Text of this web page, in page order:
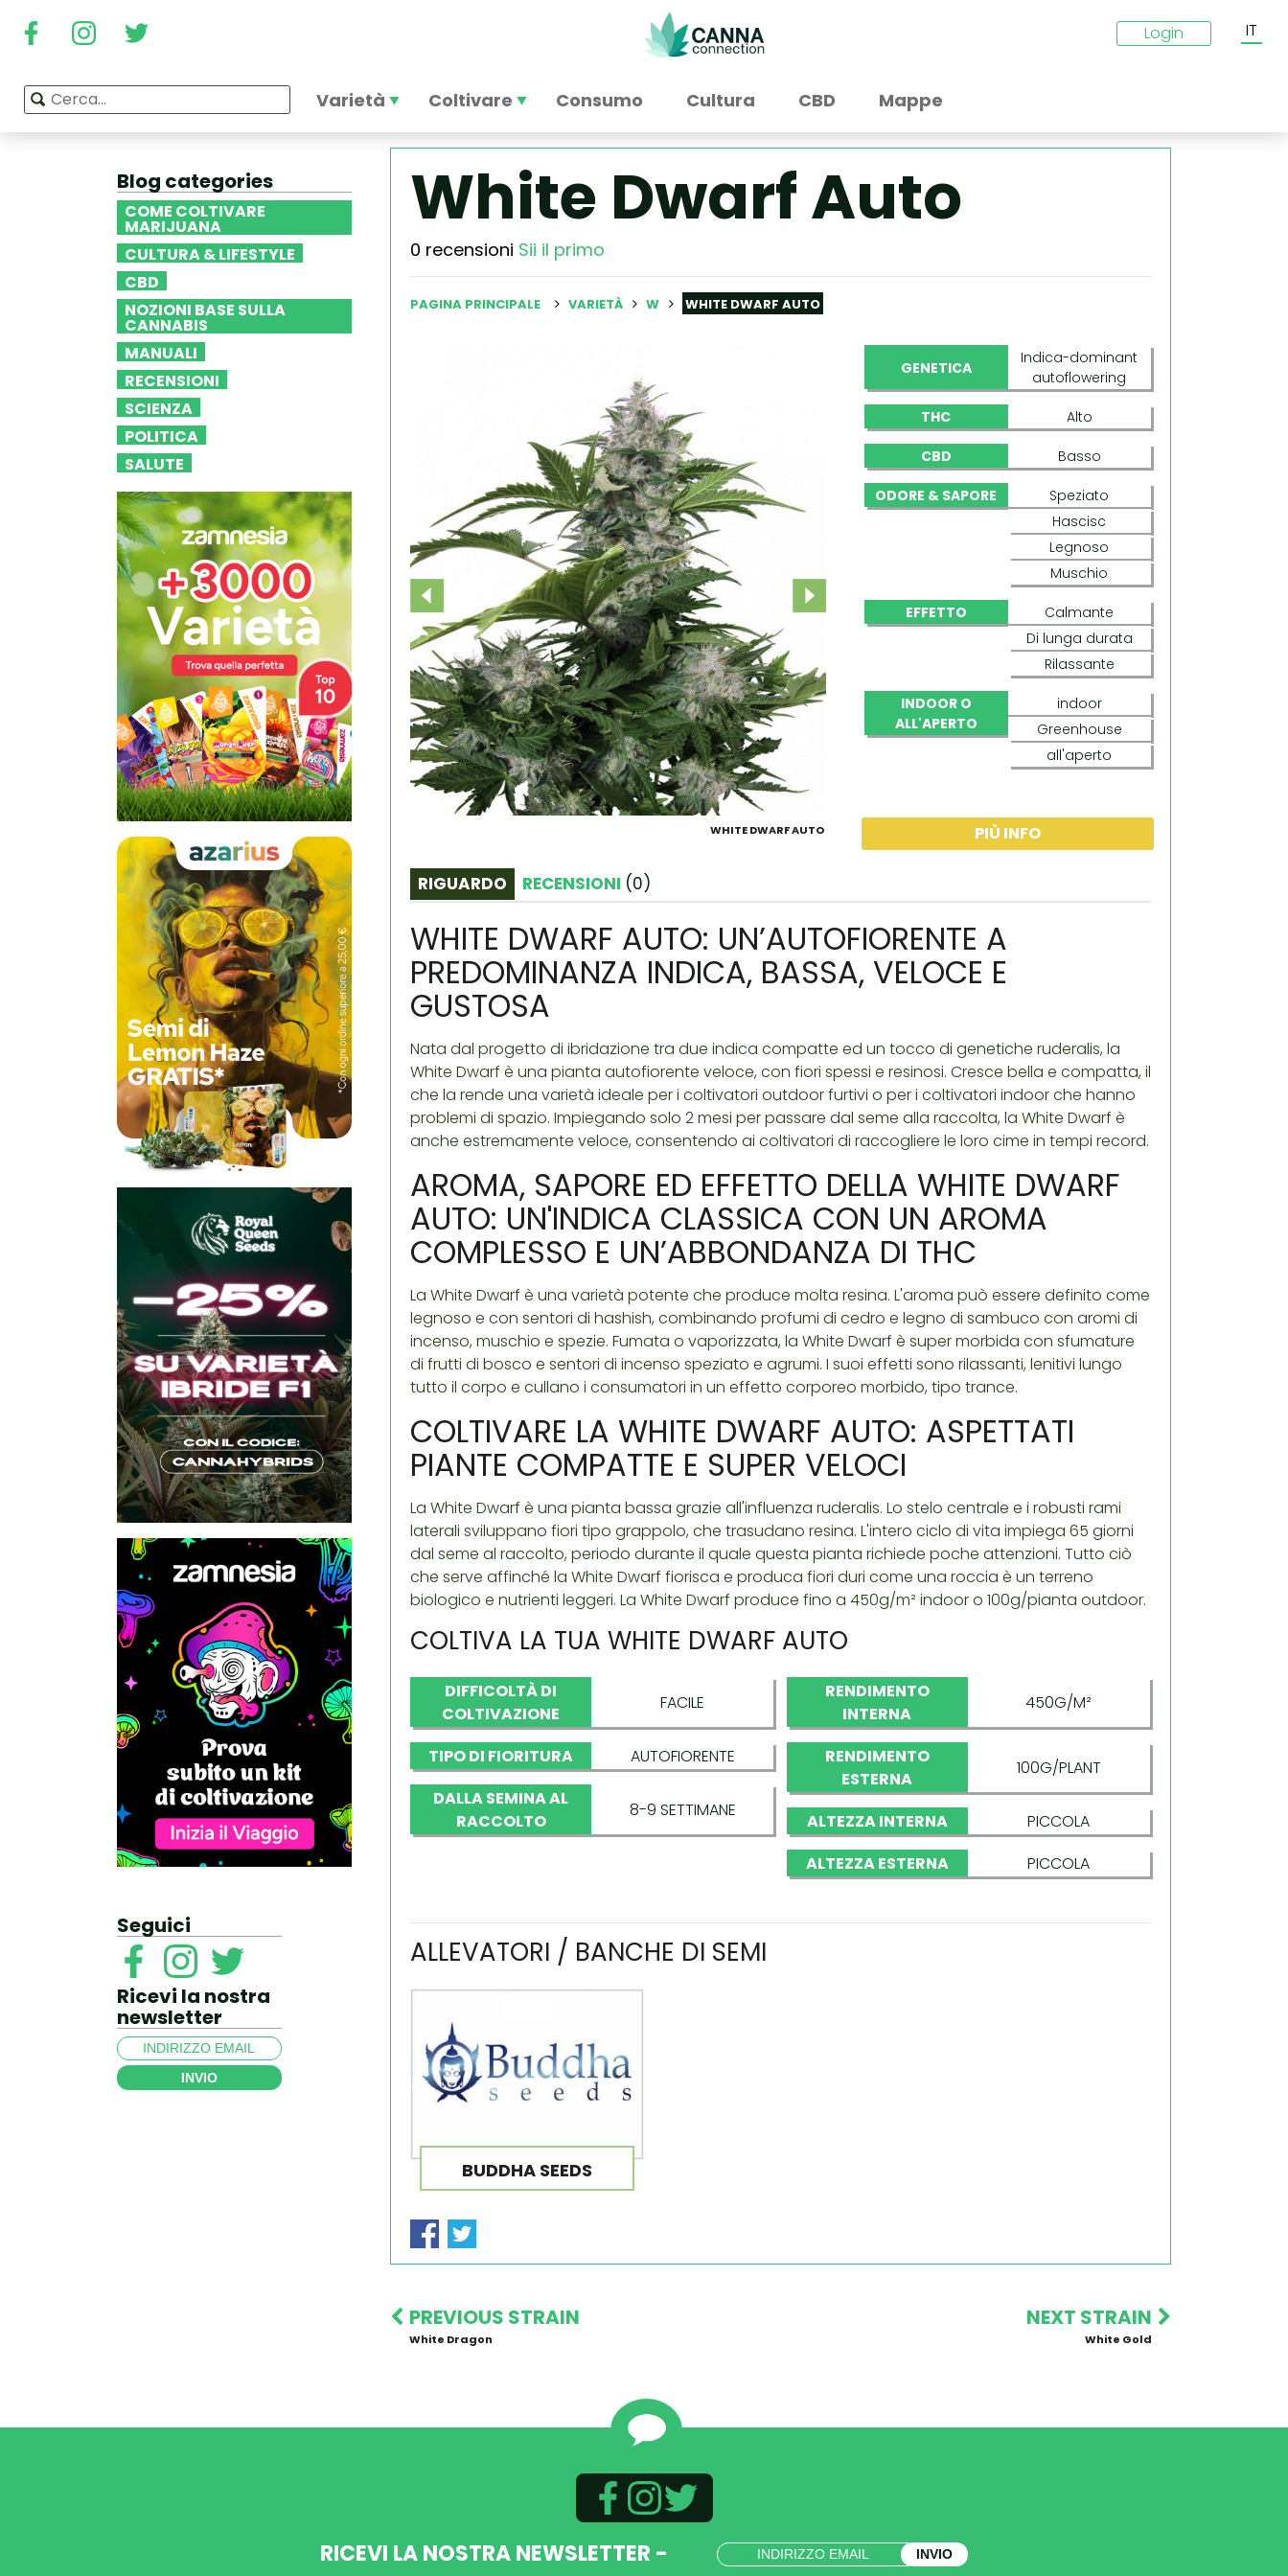
Login IT
Varietà Coltivare Consumo Cultura CBD Mappe
Blog categories
COME COLTIVARE
MARIJUANA
CULTURA & LIFESTYLE
CBD
NOZIONI BASE SULLA
CANNABIS
MANUALI
RECENSIONI
SCIENZA
POLITICA
SALUTE
Seguici
Ricevi la nostra
newsletter
INVIO
White Dwarf Auto
0 recensioni Sii il primo
PAGINA PRINCIPALE VARIETÀ W WHITE DWARF AUTO
WHITE DWARF AUTO
GENETICA
Indica-dominant
autoflowering
THC Alto
CBD Basso
ODORE & SAPORE
Speziato
Hascisc
Legnoso
Muschio
EFFETTO
Calmante
Di lunga durata
Rilassante
INDOOR O
ALL'APERTO
indoor
Greenhouse
all'aperto
PIÙ INFO
RIGUARDO RECENSIONI (0)
WHITE DWARF AUTO: UN’AUTOFIORENTE A
PREDOMINANZA INDICA, BASSA, VELOCE E
GUSTOSA
Nata dal progetto di ibridazione tra due indica compatte ed un tocco di genetiche ruderalis, la
White Dwarf è una pianta autofiorente veloce, con fiori spessi e resinosi. Cresce bella e compatta, il
che la rende una varietà ideale per i coltivatori outdoor furtivi o per i coltivatori indoor che hanno
problemi di spazio. Impiegando solo 2 mesi per passare dal seme alla raccolta, la White Dwarf è
anche estremamente veloce, consentendo ai coltivatori di raccogliere le loro cime in tempi record.
AROMA, SAPORE ED EFFETTO DELLA WHITE DWARF
AUTO: UN'INDICA CLASSICA CON UN AROMA
COMPLESSO E UN’ABBONDANZA DI THC
La White Dwarf è una varietà potente che produce molta resina. L'aroma può essere definito come
legnoso e con sentori di hashish, combinando profumi di cedro e legno di sambuco con aromi di
incenso, muschio e spezie. Fumata o vaporizzata, la White Dwarf è super morbida con sfumature
di frutti di bosco e sentori di incenso speziato e agrumi. I suoi effetti sono rilassanti, lenitivi lungo
tutto il corpo e cullano i consumatori in un effetto corporeo morbido, tipo trance.
COLTIVARE LA WHITE DWARF AUTO: ASPETTATI
PIANTE COMPATTE E SUPER VELOCI
La White Dwarf è una pianta bassa grazie all'influenza ruderalis. Lo stelo centrale e i robusti rami
laterali sviluppano fiori tipo grappolo, che trasudano resina. L'intero ciclo di vita impiega 65 giorni
dal seme al raccolto, periodo durante il quale questa pianta richiede poche attenzioni. Tutto ciò
che serve affinché la White Dwarf fiorisca e produca fiori duri come una roccia è un terreno
biologico e nutrienti leggeri. La White Dwarf produce fino a 450g/m² indoor o 100g/pianta outdoor.
COLTIVA LA TUA WHITE DWARF AUTO
DIFFICOLTÀ DI
COLTIVAZIONE
FACILE
TIPO DI FIORITURA
AUTOFIORENTE
DALLA SEMINA AL
RACCOLTO
8-9 SETTIMANE
RENDIMENTO
INTERNA
450G/M²
RENDIMENTO
ESTERNA
100G/PLANT
ALTEZZA INTERNA
PICCOLA
ALTEZZA ESTERNA
PICCOLA
ALLEVATORI / BANCHE DI SEMI
BUDDHA SEEDS
PREVIOUS STRAIN
White Dragon
NEXT STRAIN
White Gold
RICEVI LA NOSTRA NEWSLETTER - INVIO